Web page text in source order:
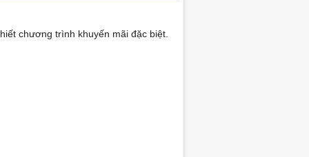
chương trình khuyến mãi đặc biệt.